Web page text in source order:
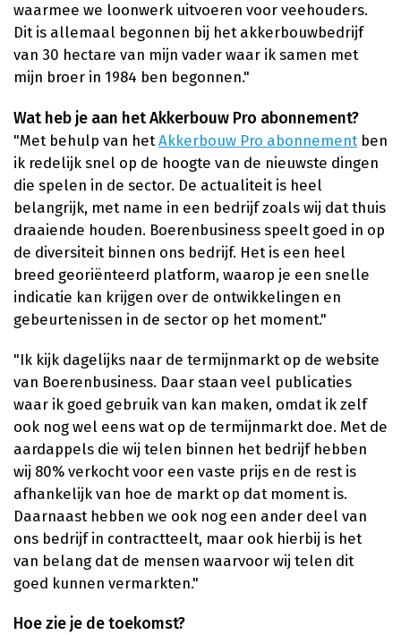
waarmee we loonwerk uitvoeren voor veehouders.
Dit is allemaal begonnen bij het akkerbouwbedrijf
van 30 hectare van mijn vader waar ik samen met
mijn broer in 1984 ben begonnen."
Wat heb je aan het Akkerbouw Pro abonnement?
"Met behulp van het Akkerbouw Pro abonnement ben
ik redelijk snel op de hoogte van de nieuwste dingen
die spelen in de sector. De actualiteit is heel
belangrijk, met name in een bedrijf zoals wij dat thuis
draaiende houden. Boerenbusiness speelt goed in op
de diversiteit binnen ons bedrijf. Het is een heel
breed georiënteerd platform, waarop je een snelle
indicatie kan krijgen over de ontwikkelingen en
gebeurtenissen in de sector op het moment."
"Ik kijk dagelijks naar de termijnmarkt op de website
van Boerenbusiness. Daar staan veel publicaties
waar ik goed gebruik van kan maken, omdat ik zelf
ook nog wel eens wat op de termijnmarkt doe. Met de
aardappels die wij telen binnen het bedrijf hebben
wij 80% verkocht voor een vaste prijs en de rest is
afhankelijk van hoe de markt op dat moment is.
Daarnaast hebben we ook nog een ander deel van
ons bedrijf in contractteelt, maar ook hierbij is het
van belang dat de mensen waarvoor wij telen dit
goed kunnen vermarkten."
Hoe zie je de toekomst?